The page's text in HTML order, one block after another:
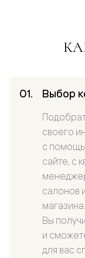
Выбор
своего
с
сайте, с
салонов
магазина.
Вы
и
для вас